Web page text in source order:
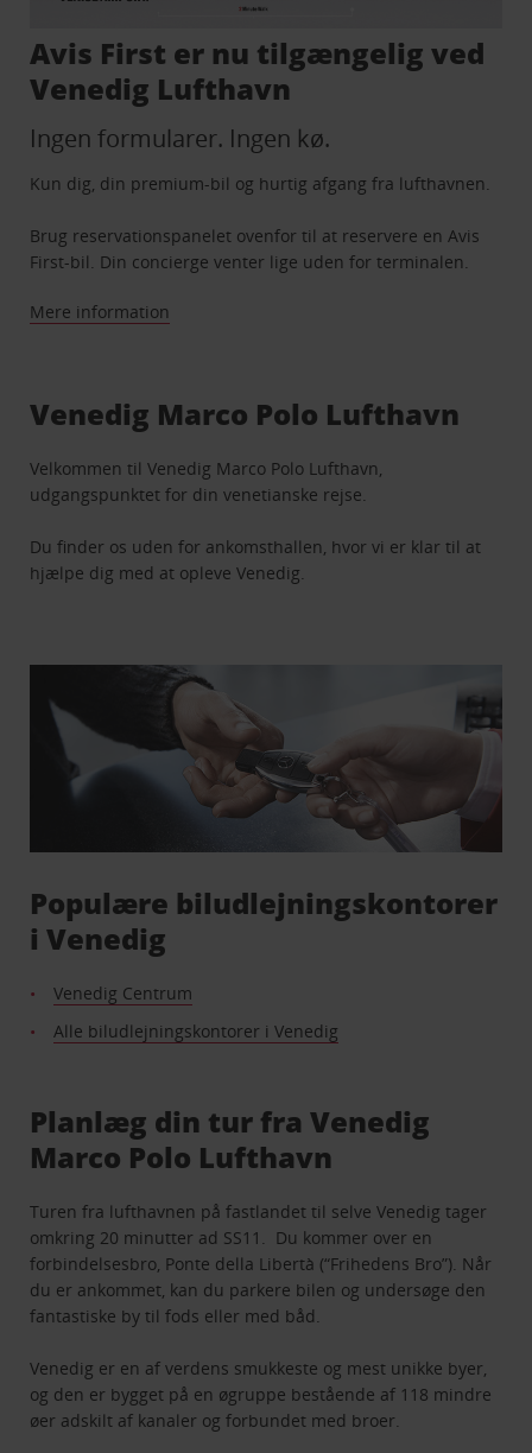
Avis First er nu tilgængelig ved
Venedig Lufthavn
Ingen formularer. Ingen kø.
Kun dig, din premium-bil og hurtig afgang fra lufthavnen.
Brug reservationspanelet ovenfor til at reservere en Avis
First-bil. Din concierge venter lige uden for terminalen.
Mere information
Venedig Marco Polo Lufthavn
Velkommen til Venedig Marco Polo Lufthavn,
udgangspunktet for din venetianske rejse.
Du finder os uden for ankomsthallen, hvor vi er klar til at
hjælpe dig med at opleve Venedig.
Populære biludlejningskontorer
i Venedig
Venedig Centrum
Alle biludlejningskontorer i Venedig
Planlæg din tur fra Venedig
Marco Polo Lufthavn
Turen fra lufthavnen på fastlandet til selve Venedig tager
omkring 20 minutter ad SS11. Du kommer over en
forbindelsesbro, Ponte della Libertà (“Frihedens Bro”). Når
du er ankommet, kan du parkere bilen og undersøge den
fantastiske by til fods eller med båd.
Venedig er en af verdens smukkeste og mest unikke byer,
og den er bygget på en øgruppe bestående af 118 mindre
øer adskilt af kanaler og forbundet med broer.